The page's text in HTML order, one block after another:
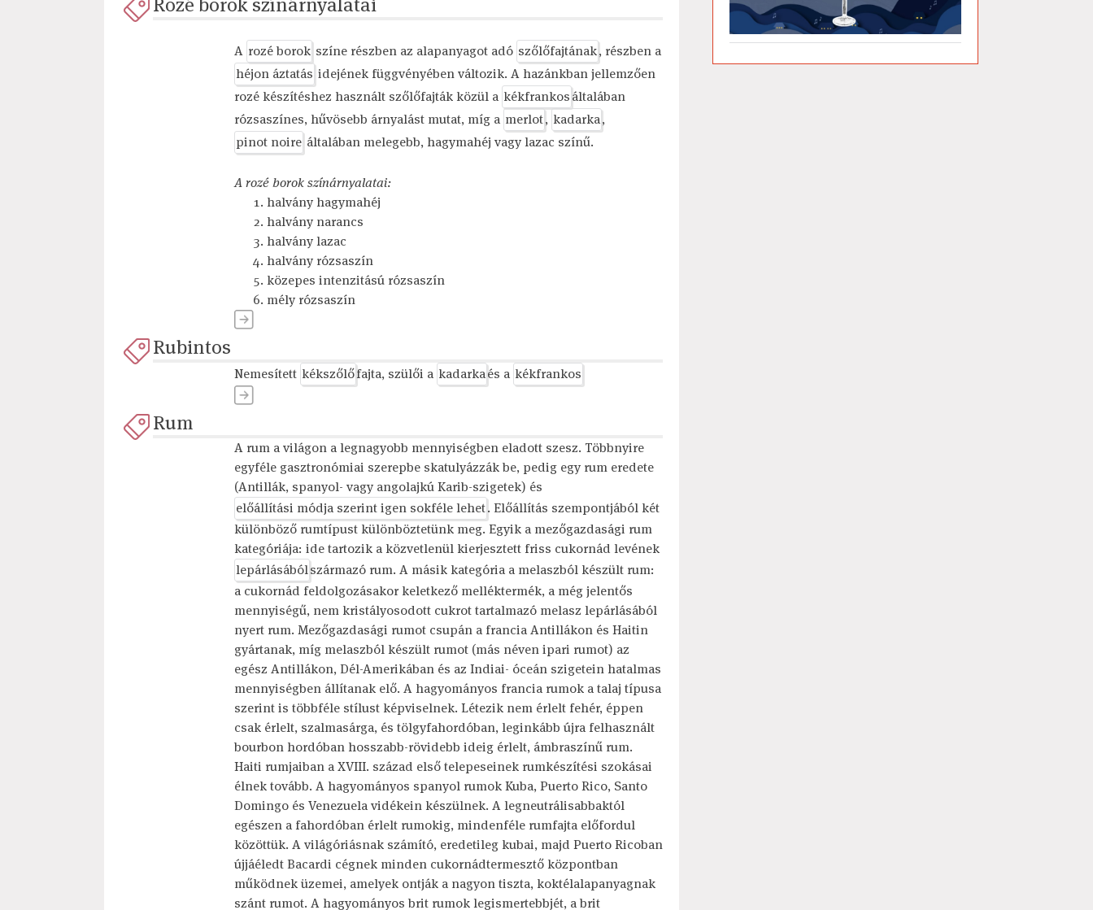
A rozé borok színe részben az alapanyagot adó szőlőfajtának, részben a
héjon áztatás idejének függvényében változik. A hazánkban jellemzően
rozé készítéshez használt szőlőfajták közül a kékfrankosáltalában
rózsaszínes, hűvösebb árnyalást mutat, míg a merlot, kadarka,
pinot noire általában melegebb, hagymahéj vagy lazac színű.
A rozé borok színárnyalatai:
halvány hagymahéj
halvány narancs
halvány lazac
halvány rózsaszín
közepes intenzitású rózsaszín
mély rózsaszín
Rubintos
Nemesített kékszőlőfajta, szülői a kadarkaés a kékfrankos
Rum
A rum a világon a legnagyobb mennyiségben eladott szesz. Többnyire
egyféle gasztronómiai szerepbe skatulyázzák be, pedig egy rum eredete
(Antillák, spanyol- vagy angolajkú Karib-szigetek) és
előállítási módja szerint igen sokféle lehet. Előállítás szempontjából két
különböző rumtípust különböztetünk meg. Egyik a mezőgazdasági rum
kategóriája: ide tartozik a közvetlenül kierjesztett friss cukornád levének
lepárlásábólszármazó rum. A másik kategória a melaszból készült rum:
a cukornád feldolgozásakor keletkező melléktermék, a még jelentős
mennyiségű, nem kristályosodott cukrot tartalmazó melasz lepárlásából
nyert rum. Mezőgazdasági rumot csupán a francia Antillákon és Haitin
gyártanak, míg melaszból készült rumot (más néven ipari rumot) az
egész Antillákon, Dél-Amerikában és az Indiai- óceán szigetein hatalmas
mennyiségben állítanak elő. A hagyományos francia rumok a talaj típusa
szerint is többféle stílust képviselnek. Létezik nem érlelt fehér, éppen
csak érlelt, szalmasárga, és tölgyfahordóban, leginkább újra felhasznált
bourbon hordóban hosszabb-rövidebb ideig érlelt, ámbraszínű rum.
Haiti rumjaiban a XVIII. század első telepeseinek rumkészítési szokásai
élnek tovább. A hagyományos spanyol rumok Kuba, Puerto Rico, Santo
Domingo és Venezuela vidékein készülnek. A legneutrálisabbaktól
egészen a fahordóban érlelt rumokig, mindenféle rumfajta előfordul
közöttük. A világóriásnak számító, eredetileg kubai, majd Puerto Ricoban
újjáéledt Bacardi cégnek minden cukornádtermesztő központban
működnek üzemei, amelyek ontják a nagyon tiszta, koktélalapanyagnak
szánt rumot. A hagyományos brit rumok legismertebbjét, a brit